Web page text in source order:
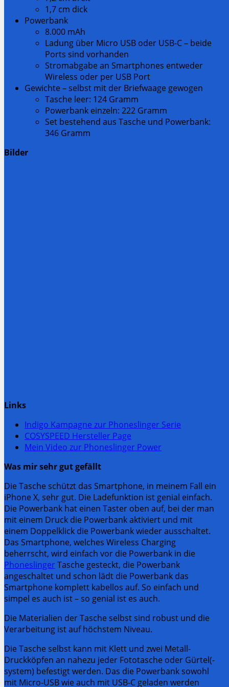
1,7 cm dick
Powerbank
8.000 mAh
Ladung über Micro USB oder USB-C – beide
Ports sind vorhanden
Stromabgabe an Smartphones entweder
Wireless oder per USB Port
Gewichte – selbst mit der Briefwaage gewogen
Tasche leer: 124 Gramm
Powerbank einzeln: 222 Gramm
Set bestehend aus Tasche und Powerbank:
346 Gramm
Bilder
Links
Indigo Kampagne zur Phoneslinger Serie
COSYSPEED Hersteller Page
Mein Video zur Phoneslinger Power
Was mir sehr gut gefällt
Die Tasche schützt das Smartphone, in meinem Fall ein
iPhone X, sehr gut. Die Ladefunktion ist genial einfach.
Die Powerbank hat einen Taster oben auf, bei der man
mit einem Druck die Powerbank aktiviert und mit
einem Doppelklick die Powerbank wieder ausschaltet.
Das Smartphone, welches Wireless Charging
beherrscht, wird einfach vor die Powerbank in die
Phoneslinger Tasche gesteckt, die Powerbank
angeschaltet und schon lädt die Powerbank das
Smartphone komplett kabellos auf. So einfach und
simpel es auch ist – so genial ist es auch.
Die Materialien der Tasche selbst sind robust und die
Verarbeitung ist auf höchstem Niveau.
Die Tasche selbst kann mit Klett und zwei Metall-
Druckköpfen an nahezu jeder Fototasche oder Gürtel(-
system) befestigt werden. Das die Powerbank sowohl
mit Micro-USB wie auch mit USB-C geladen werden